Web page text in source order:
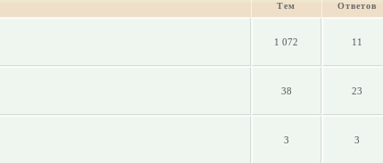
Тем Ответов
1 072 11
38 23
3 3